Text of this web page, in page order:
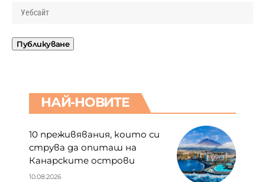
НАЙ-НОВИТЕ
10 преживявания, които си
струва да опиташ на
Канарските острови
10.08.2026